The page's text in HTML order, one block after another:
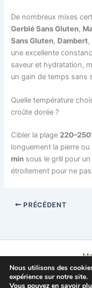
De nombreux mixes
Gerblé Sans Gluten,
Sans Gluten, Dambert,
une excellente
saveur et hydratation,
un gain de temps sans
Quelle température
croûte dorée ?
Cibler la plage
longuement la pierre
min sous le grill pour
étroitement pour ne
PRÉCÉDENT
Nous utilisons des
expérience sur notre site.
Vous pouvez en savoir